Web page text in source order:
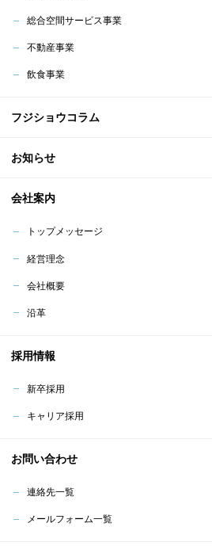
総合空間サービス事業
不動産事業
飲食事業
フジショウコラム
お知らせ
会社案内
トップメッセージ
経営理念
会社概要
沿革
採用情報
新卒採用
キャリア採用
お問い合わせ
連絡先一覧
メールフォーム一覧